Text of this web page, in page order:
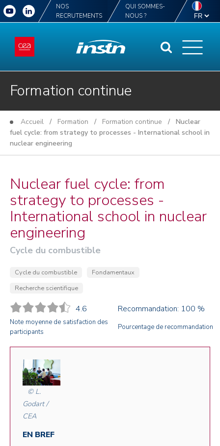
NOS
RECRUTEMENTS
QUI SOMMES-
NOUS ?
Formation continue
Accueil / Formation / Formation continue / Nuclear
fuel cycle: from strategy to processes - International school in
nuclear engineering
Nuclear fuel cycle: from
strategy to processes -
International school in nuclear
engineering
Cycle du combustible
Cycle du combustible
Fondamentaux
Recherche scientifique
4.6 Recommandation: 100 %
Note moyenne de satisfaction des
participants
Pourcentage de recommandation
© L.
Godart /
CEA
EN BREF